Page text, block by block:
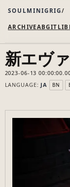
SOULMINIGRIG
ARCHIVEABGIT LIB
新エヴ
2023-06-13
LANGUAGE: JA BN